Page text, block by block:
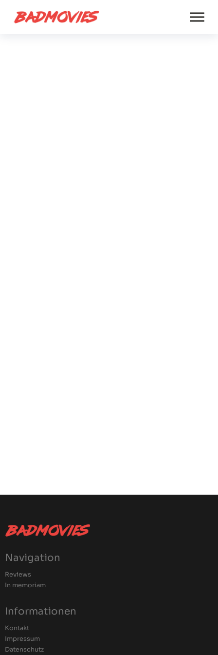
Navigation
Reviews
In memoriam
Informationen
Kontakt
Impressum
Datenschutz